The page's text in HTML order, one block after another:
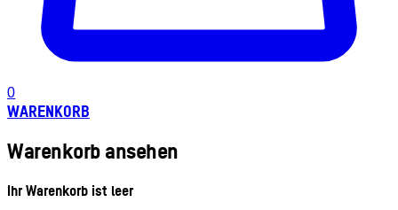
0
WARENKORB
Warenkorb ansehen
Ihr Warenkorb ist leer